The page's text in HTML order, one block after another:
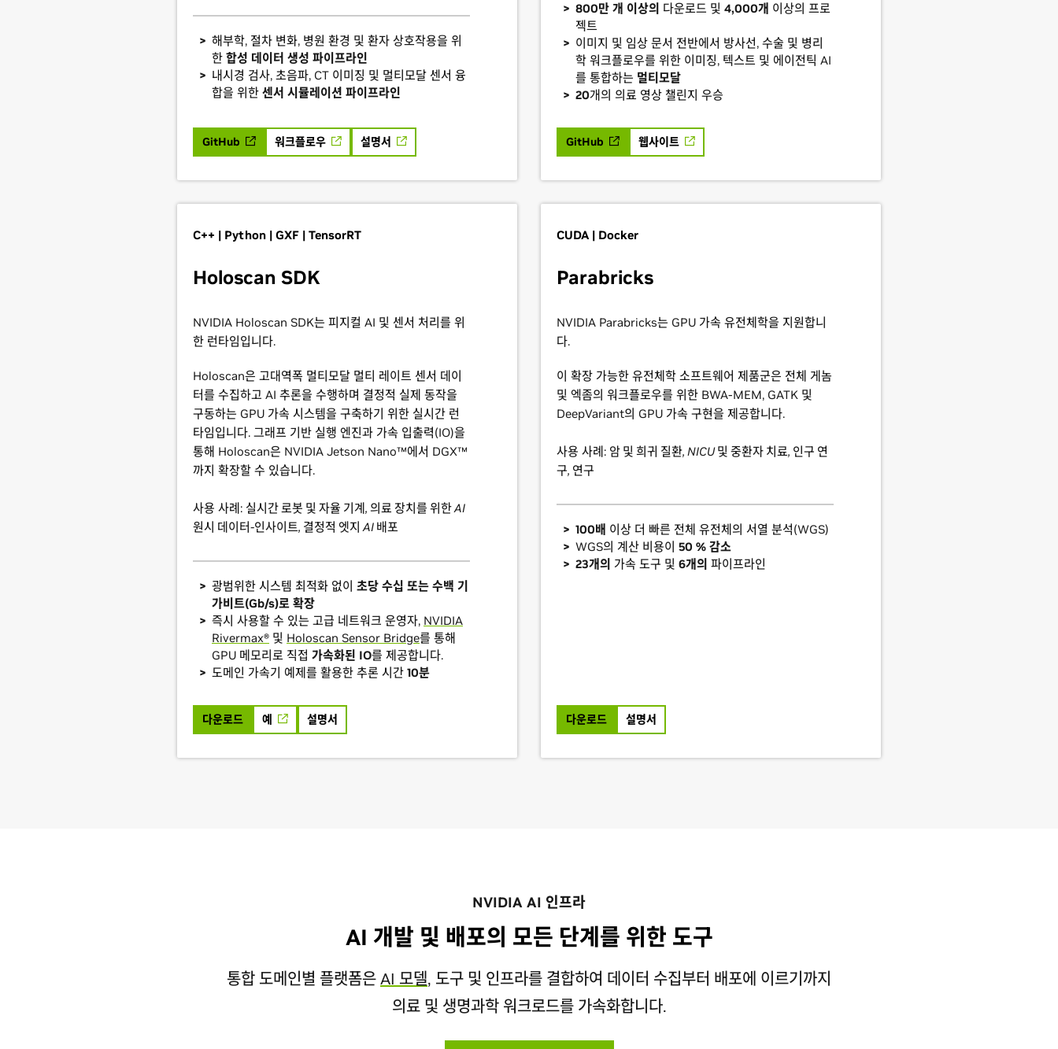
해부학, 절차 변화, 병원 환경 및 환자 상호작용을 위
한 합성 데이터 생성 파이프라인
내시경 검사, 초음파, CT 이미징 및 멀티모달 센서 융
합을 위한 센서 시뮬레이션 파이프라인
GitHub 워크플로우 설명서
800만 개 이상의 다운로드 및 4,000개 이상의 프로
젝트
이미지 및 임상 문서 전반에서 방사선, 수술 및 병리
학 워크플로우를 위한 이미징, 텍스트 및 에이전틱 AI
를 통합하는 멀티모달
20개의 의료 영상 챌린지 우승
GitHub 웹사이트
C++ | Python | GXF | TensorRT
Holoscan SDK
NVIDIA Holoscan SDK는 피지컬 AI 및 센서 처리를 위
한 런타임입니다.
Holoscan은 고대역폭 멀티모달 멀티 레이트 센서 데이
터를 수집하고 AI 추론을 수행하며 결정적 실제 동작을
구동하는 GPU 가속 시스템을 구축하기 위한 실시간 런
타임입니다. 그래프 기반 실행 엔진과 가속 입출력(IO)을
통해 Holoscan은 NVIDIA Jetson Nano™에서 DGX™
까지 확장할 수 있습니다.
사용 사례: 실시간 로봇 및 자율 기계, 의료 장치를 위한 AI
원시 데이터-인사이트, 결정적 엣지 AI 배포
광범위한 시스템 최적화 없이 초당 수십 또는 수백 기
가비트(Gb/s)로 확장
즉시 사용할 수 있는 고급 네트워크 운영자, NVIDIA
Rivermax® 및 Holoscan Sensor Bridge를 통해
GPU 메모리로 직접 가속화된 IO를 제공합니다.
도메인 가속기 예제를 활용한 추론 시간 10분
다운로드 예 설명서
CUDA | Docker
Parabricks
NVIDIA Parabricks는 GPU 가속 유전체학을 지원합니
다.
이 확장 가능한 유전체학 소프트웨어 제품군은 전체 게놈
및 엑좀의 워크플로우를 위한 BWA-MEM, GATK 및
DeepVariant의 GPU 가속 구현을 제공합니다.
사용 사례: 암 및 희귀 질환, NICU 및 중환자 치료, 인구 연
구, 연구
100배 이상 더 빠른 전체 유전체의 서열 분석(WGS)
WGS의 계산 비용이 50 % 감소
23개의 가속 도구 및 6개의 파이프라인
다운로드 설명서
NVIDIA AI 인프라
AI 개발 및 배포의 모든 단계를 위한 도구
통합 도메인별 플랫폼은AI 모델, 도구 및 인프라를 결합하여 데이터 수집부터 배포에 이르기까지
의료 및 생명과학 워크로드를 가속화합니다.